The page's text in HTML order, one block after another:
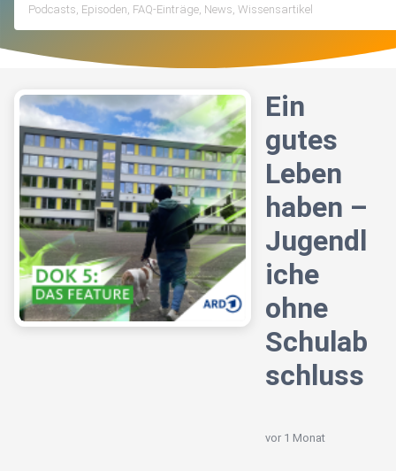
Ein
gutes
Leben
haben –
Jugendl
iche
ohne
Schulab
schluss
vor 1 Monat